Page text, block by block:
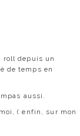
roll depuis un
de temps en
aussi.
( enfin, sur mon